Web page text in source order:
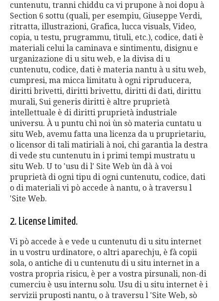
cuntenutu, tranni chiddu ca vi prupone à noi dopu à
Section 6 sottu (quali, per esempiu, Giuseppe Verdi,
ritratta, illustrazioni, Grafica, lucca visuals, Video,
copia, u testu, prugrammu, tìtuli, etc.), codice, dati è
materiali celui la caminava e sintimentu, disignu e
urganizazione di u situ web, e la divisa di u
cuntenutu, codice, dati è materia nantu à u situ web,
cumpresi, ma micca limitatu à ogni ripruducera,
diritti brivetti, diritti brivettu, diritti di dati, dirittu
murali, Sui generis diritti è altre pruprietà
intellettuale è di diritti pruprietà industriale
universu. À u puntu chì noi ùn sò materia cuntatu u
situ Web, avemu fatta una licenza da u pruprietariu,
o licensor di tali matiriali à noi, chi garantìa la destra
di vede stu cuntenutu in i primi tempi mustratu u
situ Web. U to 'usu di l' Site Web ùn dà à voi
pruprietà di ogni tipu di ogni cuntenutu, codice, dati
o di materiali vi pò accede à nantu, o à traversu l
'Site Web.
2. License Limited.
Vi pò accede à e vede u cuntenutu di u situ internet
in u vostru urdinatore, o altri aparechju, è fà copii
sola, o antiche di u cuntenutu di u situ internet in a
vostra propria risicu, è per a vostra pirsunali, non-di
cumerciu è usu internu solu. Usu di u situ internet è i
servizii pruposti nantu, o à traversu l 'Site Web, sò